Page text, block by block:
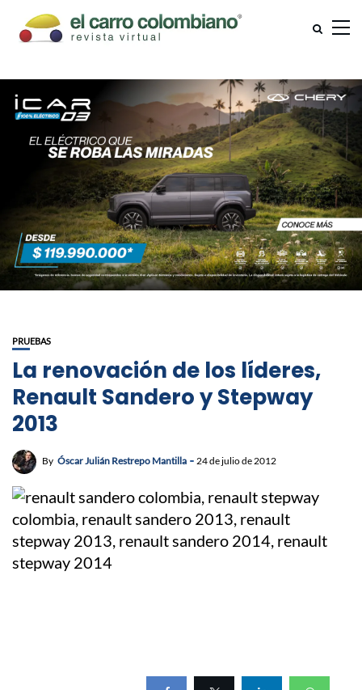
PRUEBAS
La renovación de los líderes,
Renault Sandero y Stepway
2013
By Óscar Julián Restrepo Mantilla 24 de julio de 2012